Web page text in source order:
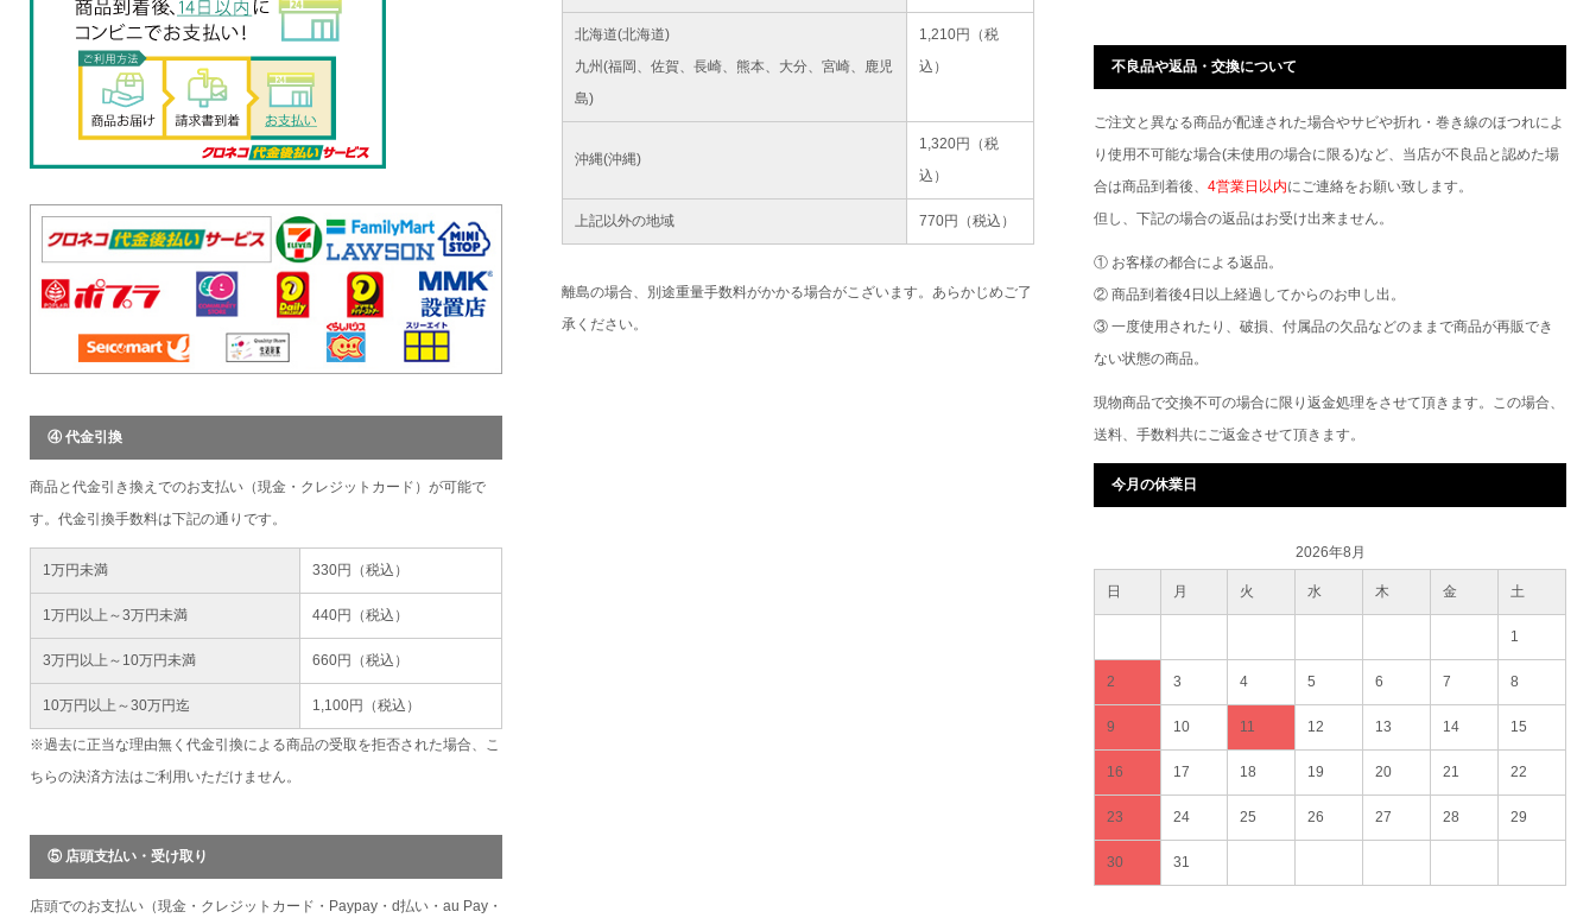
④ 代金引換
商品と代金引き換えでのお支払い（現金・クレジットカード）が可能で
す。代金引換手数料は下記の通りです。
1万円未満 330円（税込）
1万円以上～3万円未満 440円（税込）
3万円以上～10万円未満 660円（税込）
10万円以上～30万円迄 1,100円（税込）
※過去に正当な理由無く代金引換による商品の受取を拒否された場合、こ
ちらの決済方法はご利用いただけません。
⑤ 店頭支払い・受け取り
店頭でのお支払い（現金・クレジットカード・Paypay・d払い・au Pay・
北海道(北海道)
九州(福岡、佐賀、長崎、熊本、大分、宮崎、鹿児
島)
1,210円（税
込）
沖縄(沖縄)
1,320円（税
込）
上記以外の地域 770円（税込）
離島の場合、別途重量手数料がかかる場合がこざいます。あらかじめご了
承ください。
不良品や返品・交換について
ご注文と異なる商品が配達された場合やサビや折れ・巻き線のほつれによ
り使用不可能な場合(未使用の場合に限る)など、当店が不良品と認めた場
合は商品到着後、 4営業日以内にご連絡をお願い致します。
但し、下記の場合の返品はお受け出来ません。
① お客様の都合による返品。
② 商品到着後4日以上経過してからのお申し出。
③ 一度使用されたり、破損、付属品の欠品などのままで商品が再販でき
ない状態の商品。
現物商品で交換不可の場合に限り返金処理をさせて頂きます。この場合、
送料、手数料共にご返金させて頂きます。
今月の休業日
2026年8月
日 月 火 水 木 金 土
1
2 3 4 5 6 7 8
9 10 11 12 13 14 15
16 17 18 19 20 21 22
23 24 25 26 27 28 29
30 31